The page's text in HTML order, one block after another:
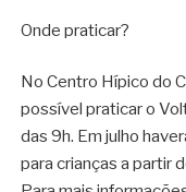
Onde praticar?
No Centro Hípico do
possível praticar o
das 9h. Em julho
para crianças a partir